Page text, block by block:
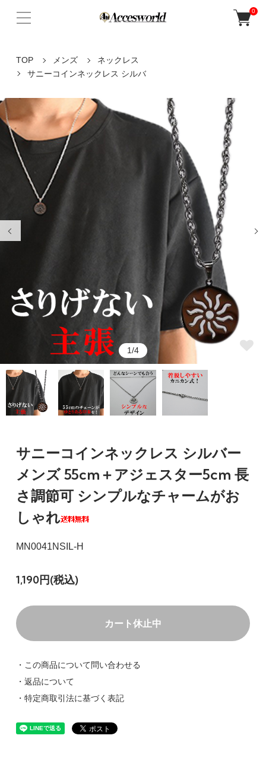
0
TOP メンズ
ネックレス
サニーコインネックレス シルバ
1/4
サニーコインネックレス シルバー
メンズ 55cm＋アジェスター5cm 長
さ調節可 シンプルなチャームがお
しゃれ
MN0041NSIL-H
1,190円(税込)
カート休止中
・この商品について問い合わせる
・返品について
・特定商取引法に基づく表記